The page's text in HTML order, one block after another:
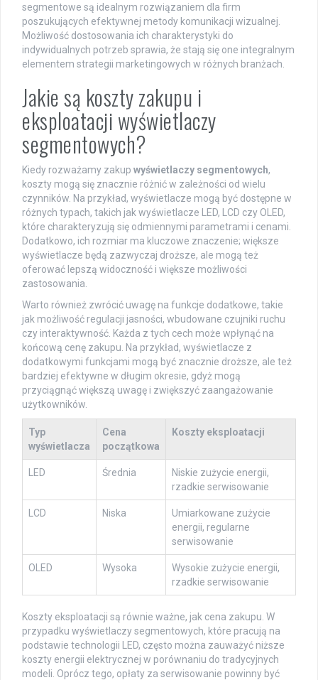
segmentowe są idealnym rozwiązaniem dla firm
poszukujących efektywnej metody komunikacji wizualnej.
Możliwość dostosowania ich charakterystyki do
indywidualnych potrzeb sprawia, że stają się one integralnym
elementem strategii marketingowych w różnych branżach.
Jakie są koszty zakupu i
eksploatacji wyświetlaczy
segmentowych?
Kiedy rozważamy zakup wyświetlaczy segmentowych,
koszty mogą się znacznie różnić w zależności od wielu
czynników. Na przykład, wyświetlacze mogą być dostępne w
różnych typach, takich jak wyświetlacze LED, LCD czy OLED,
które charakteryzują się odmiennymi parametrami i cenami.
Dodatkowo, ich rozmiar ma kluczowe znaczenie; większe
wyświetlacze będą zazwyczaj droższe, ale mogą też
oferować lepszą widoczność i większe możliwości
zastosowania.
Warto również zwrócić uwagę na funkcje dodatkowe, takie
jak możliwość regulacji jasności, wbudowane czujniki ruchu
czy interaktywność. Każda z tych cech może wpłynąć na
końcową cenę zakupu. Na przykład, wyświetlacze z
dodatkowymi funkcjami mogą być znacznie droższe, ale też
bardziej efektywne w długim okresie, gdyż mogą
przyciągnąć większą uwagę i zwiększyć zaangażowanie
użytkowników.
Typ
wyświetlacza
Cena
początkowa
Koszty eksploatacji
LED Średnia
Niskie zużycie energii,
rzadkie serwisowanie
LCD Niska
Umiarkowane zużycie
energii, regularne
serwisowanie
OLED Wysoka
Wysokie zużycie energii,
rzadkie serwisowanie
Koszty eksploatacji są równie ważne, jak cena zakupu. W
przypadku wyświetlaczy segmentowych, które pracują na
podstawie technologii LED, często można zauważyć niższe
koszty energii elektrycznej w porównaniu do tradycyjnych
modeli. Oprócz tego, opłaty za serwisowanie powinny być